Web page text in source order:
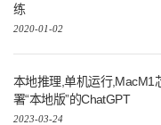
练
2020-01-02
本地推理,单机运行,MacM1
署“本地版”的ChatGPT
2023-03-24